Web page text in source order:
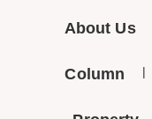
About Us
Column